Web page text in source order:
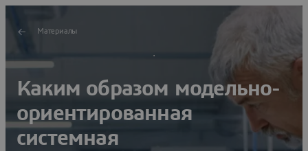
Материалы
Каким образом модельно-
ориентированная
системная